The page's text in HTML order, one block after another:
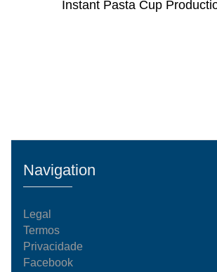
Instant Pasta Cup
Navigation
Legal
Termos
Privacidade
Facebook